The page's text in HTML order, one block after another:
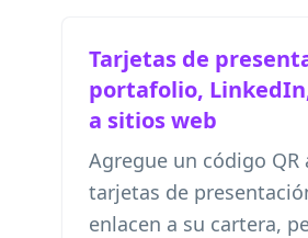
Tarjetas de
portafolio,
a sitios web
Agregue un código QR
tarjetas de
enlacen a su cartera,